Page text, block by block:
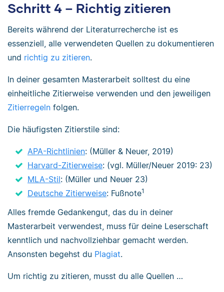
Schritt 4 – Richtig zitieren
Bereits während der Literaturrecherche ist es
essenziell, alle verwendeten Quellen zu dokumentieren
und richtig zu zitieren.
In deiner gesamten Masterarbeit solltest du eine
einheitliche Zitierweise verwenden und den jeweiligen
Zitierregeln folgen.
Die häufigsten Zitierstile sind:
APA-Richtlinien: (Müller & Neuer, 2019)
Harvard-Zitierweise: (vgl. Müller/Neuer 2019: 23)
MLA-Stil: (Müller und Neuer 23)
Deutsche Zitierweise: Fußnote1
Alles fremde Gedankengut, das du in deiner
Masterarbeit verwendest, muss für deine Leserschaft
kenntlich und nachvollziehbar gemacht werden.
Ansonsten begehst du Plagiat.
Um richtig zu zitieren, musst du alle Quellen …